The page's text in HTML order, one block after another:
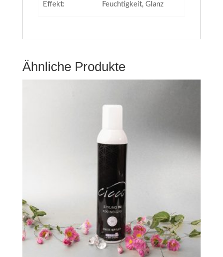
Effekt: Feuchtigkeit, Glanz
Ähnliche Produkte